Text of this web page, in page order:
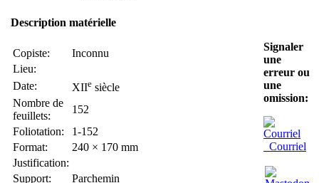
Description matérielle
Copiste:
Inconnu
Lieu:
Date:
XIIe siècle
Nombre de
feuillets:
152
Foliotation:
1-152
Format:
240 × 170 mm
Justification:
Support:
Parchemin
Signaler
une
erreur ou
une
omission:
Courriel